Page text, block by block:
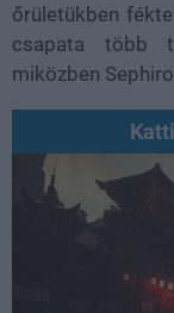
őrületükben
csapata több
miközben